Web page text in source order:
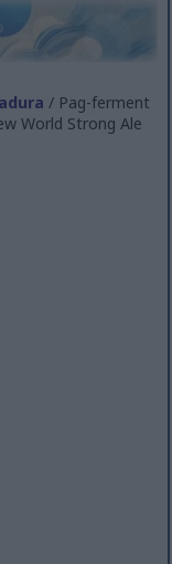
/ Pag-ferment
World Strong Ale